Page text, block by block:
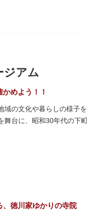
ジアム
めよう！！
域の文化や暮らしの様子
舞台に、昭和30年代の下
事をたどることのでき
、徳川家ゆかりの寺院